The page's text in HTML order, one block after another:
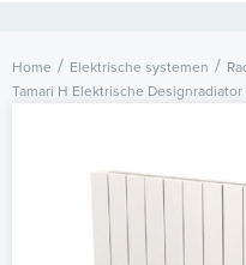
Home Elektrische systemen
Tamari H Elektrische